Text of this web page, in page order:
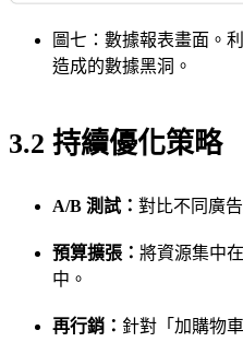
圖七：數據報表畫面。
造成的數據黑洞。
3.2 持續優化策略
A/B 測試： 對比不同廣
預算擴張： 將資源集中
中。
再行銷： 針對「加購物